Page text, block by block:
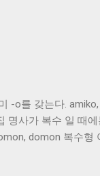
-o를 갖는다.
명사가 복수 일 때
domon 복수